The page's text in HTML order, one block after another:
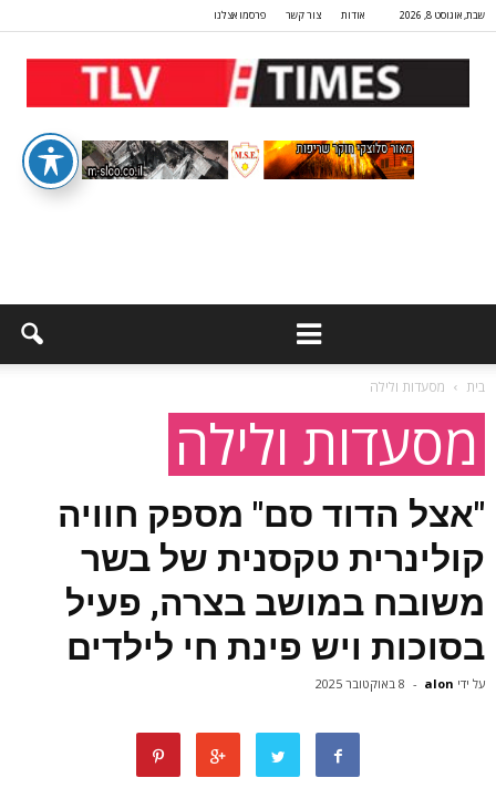
שבת, אוגוסט 8, 2026 אודות צור קשר פרסמו אצלנו
בית מסעדות ולילה
מסעדות ולילה
"אצל הדוד סם" מספק חוויה
קולינרית טקסנית של בשר
משובח במושב בצרה, פעיל
בסוכות ויש פינת חי לילדים
על ידי alon
- 8 באוקטובר 2025